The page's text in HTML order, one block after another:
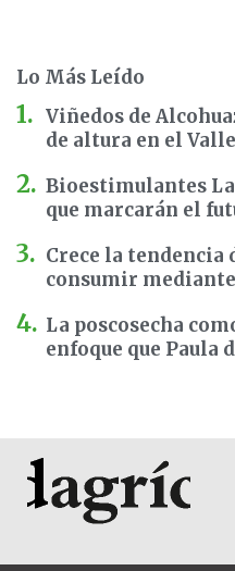
Lo Más Leído
Viñedos de
de altura en el
Bioestimulantes
que marcarán el
Crece la tendencia
consumir
La poscosecha
enfoque que Paula